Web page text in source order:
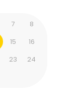
7
8
15
16
23
24